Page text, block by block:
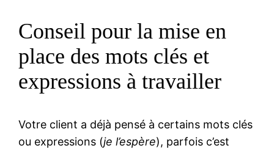
Conseil pour la mise en
place des mots clés et
expressions à travailler
Votre client a déjà pensé à certains mots clés
ou expressions (je l’espère), parfois c’est